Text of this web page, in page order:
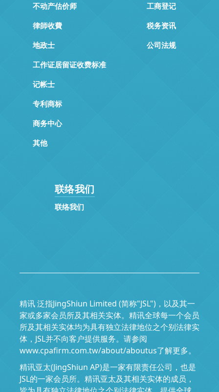
不动产估价师
律師收費
地政士
工作证居留证收费标准
记帐士
专利商标
商务中心
其他
工商登记
税务资讯
公司法规
联络我们
联络我们
精讯 泛指JingShiun Limited (简称"JSL")，以及其一
家或多家会员所及其相关实体。精讯全球每一个会员
所及其相关实体均为具有独立法律地位之个别法律实
体，JSL并不向客户提供服务。请参阅
www.cpafirm.com.tw/about/aboutus了解更多。
精讯亚太(JingShiun AP)是一家有限责任公司，也是
JSL的一家会员所。精讯亚太及其相关实体的成员，